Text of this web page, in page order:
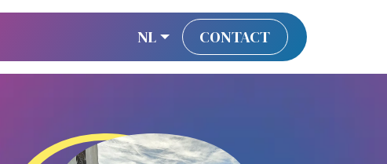
NL CONTACT